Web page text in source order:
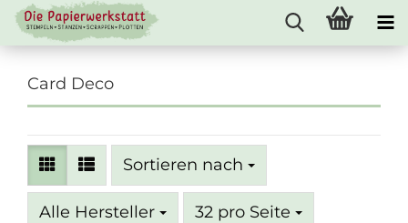
Card Deco
Sortieren nach
Sortieren nach
Alle Hersteller 32 pro Seite
pro Seite